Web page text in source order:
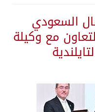
السعودي
مع وكيلة